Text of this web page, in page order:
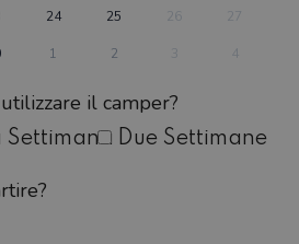
24 25 26 27
1 2 3 4
il camper?
Settimana Due Settimane